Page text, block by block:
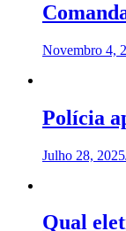
Novembro 4,
Polícia
Julho 28, 2025
Qual